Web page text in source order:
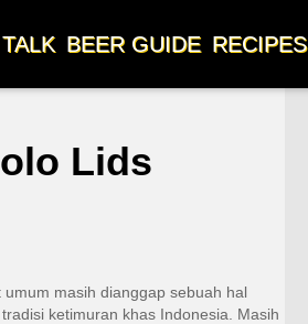
BEER GUIDE RECIPES
Lids
masih dianggap sebuah hal
ketimuran khas Indonesia. Masih